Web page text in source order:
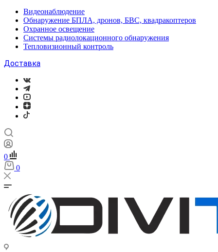
Видеонаблюдение
Обнаружение БПЛА, дронов, БВС, квадракоптеров
Охранное освещение
Системы радиолокационного обнаружения
Тепловизионный контроль
Доставка
0
0